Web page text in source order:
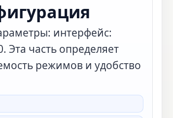
интерфейс:
Эта часть определяет
режимов и удобство